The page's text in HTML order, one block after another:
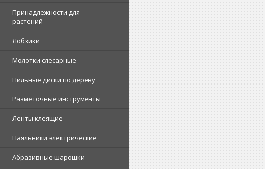
Принадлежности для
растений
Лобзики
Молотки слесарные
Пильные диски по дереву
Разметочные инструменты
Ленты клеящие
Паяльники электрические
Абразивные шарошки